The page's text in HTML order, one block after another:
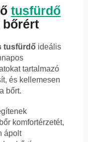
tusfürdő
bőrért
tusfürdő ideális
tartalmazó
és kellemesen
bőrt.
komfortérzetét,
ápolt